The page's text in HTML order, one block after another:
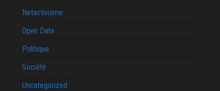
Netactivisme
Open Data
Politique
Société
Uncategorized